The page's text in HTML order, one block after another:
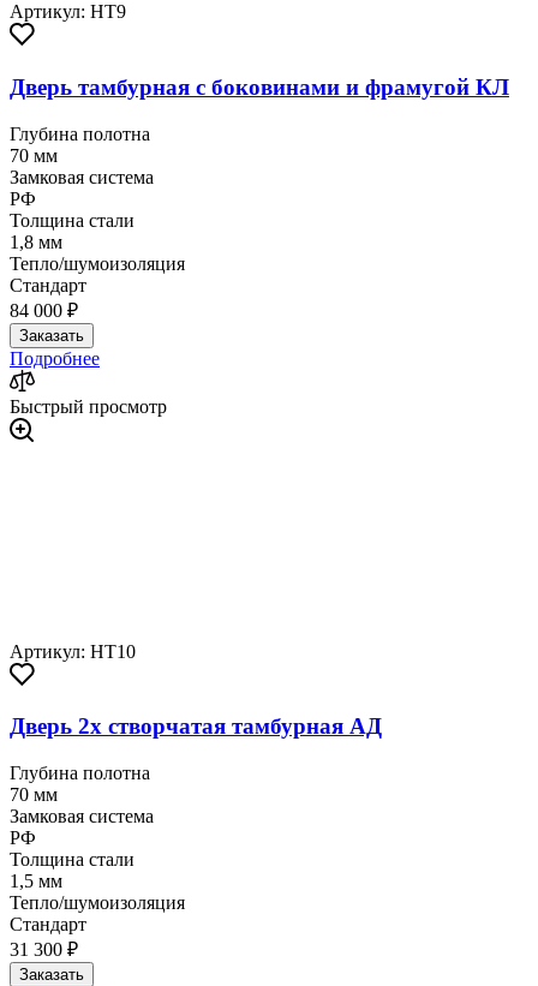
Артикул: HT9
Дверь тамбурная с боковинами и фрамугой КЛ
Глубина полотна
70 мм
Замковая система
РФ
Толщина стали
1,8 мм
Тепло/шумоизоляция
Стандарт
84 000 ₽
Заказать
Подробнее
Быстрый просмотр
Артикул: HT10
Дверь 2х створчатая тамбурная АД
Глубина полотна
70 мм
Замковая система
РФ
Толщина стали
1,5 мм
Тепло/шумоизоляция
Стандарт
31 300 ₽
Заказать